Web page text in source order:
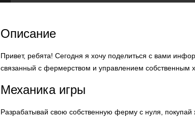
Описание
Привет, ребята! Сегодня я хочу поделиться с вами
связанный с фермерством и управлением собственным
Механика игры
Разрабатывай свою собственную ферму с нуля,